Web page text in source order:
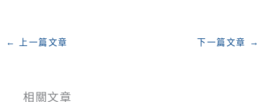
← 上一篇文章 下一篇文章 →
相關文章